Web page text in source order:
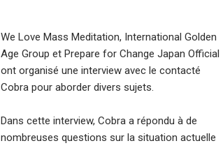
We Love Mass Meditation, International Golden
Age Group et Prepare for Change Japan Official
ont organisé une interview avec le contacté
Cobra pour aborder divers sujets.
Dans cette interview, Cobra a répondu à de
nombreuses questions sur la situation actuelle